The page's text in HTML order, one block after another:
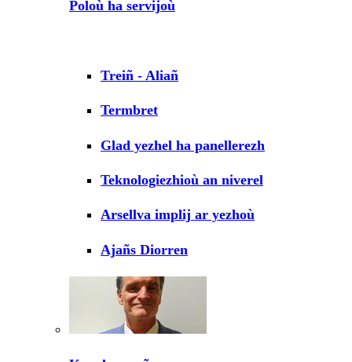
Poloù ha servijoù
Treiñ - Aliañ
Termbret
Glad yezhel ha panellerezh
Teknologiezhioù an niverel
Arsellva implij ar yezhoù
Ajañs Diorren